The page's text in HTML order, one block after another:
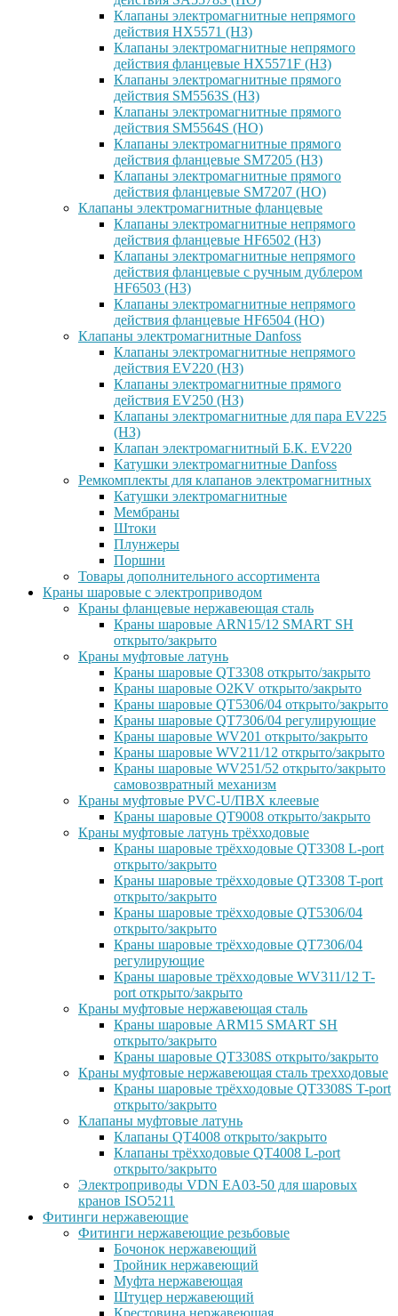
Клапаны электромагнитные непрямого
действия HX5571 (НЗ)
Клапаны электромагнитные непрямого
действия фланцевые HX5571F (НЗ)
Клапаны электромагнитные прямого
действия SM5563S (НЗ)
Клапаны электромагнитные прямого
действия SM5564S (НО)
Клапаны электромагнитные прямого
действия фланцевые SM7205 (НЗ)
Клапаны электромагнитные прямого
действия фланцевые SM7207 (НО)
Клапаны электромагнитные фланцевые
Клапаны электромагнитные непрямого
действия фланцевые HF6502 (НЗ)
Клапаны электромагнитные непрямого
действия фланцевые с ручным дублером
HF6503 (Н3)
Клапаны электромагнитные непрямого
действия фланцевые HF6504 (НО)
Клапаны электромагнитные Danfoss
Клапаны электромагнитные непрямого
действия EV220 (НЗ)
Клапаны электромагнитные прямого
действия EV250 (НЗ)
Клапаны электромагнитные для пара EV225
(НЗ)
Клапан электромагнитный Б.К. EV220
Катушки электромагнитные Danfoss
Ремкомплекты для клапанов электромагнитных
Катушки электромагнитные
Мембраны
Штоки
Плунжеры
Поршни
Товары дополнительного ассортимента
Краны шаровые с электроприводом
Краны фланцевые нержавеющая сталь
Краны шаровые ARN15/12 SMART SH
открыто/закрыто
Краны муфтовые латунь
Краны шаровые QT3308 открыто/закрыто
Краны шаровые O2KV открыто/закрыто
Краны шаровые QT5306/04 открыто/закрыто
Краны шаровые QT7306/04 регулирующие
Краны шаровые WV201 открыто/закрыто
Краны шаровые WV211/12 открыто/закрыто
Краны шаровые WV251/52 открыто/закрыто
самовозвратный механизм
Краны муфтовые PVC-U/ПВХ клеевые
Краны шаровые QT9008 открыто/закрыто
Краны муфтовые латунь трёхходовые
Краны шаровые трёхходовые QT3308 L-port
открыто/закрыто
Краны шаровые трёхходовые QT3308 T-port
открыто/закрыто
Краны шаровые трёхходовые QT5306/04
открыто/закрыто
Краны шаровые трёхходовые QT7306/04
регулирующие
Краны шаровые трёхходовые WV311/12 T-
port открыто/закрыто
Краны муфтовые нержавеющая сталь
Краны шаровые ARM15 SMART SH
открыто/закрыто
Краны шаровые QT3308S открыто/закрыто
Краны муфтовые нержавеющая сталь трехходовые
Краны шаровые трёхходовые QT3308S T-port
открыто/закрыто
Клапаны муфтовые латунь
Клапаны QT4008 открыто/закрыто
Клапаны трёхходовые QT4008 L-port
открыто/закрыто
Электроприводы VDN EA03-50 для шаровых
кранов ISO5211
Фитинги нержавеющие
Фитинги нержавеющие резьбовые
Бочонок нержавеющий
Тройник нержавеющий
Муфта нержавеющая
Штуцер нержавеющий
Крестовина нержавеющая